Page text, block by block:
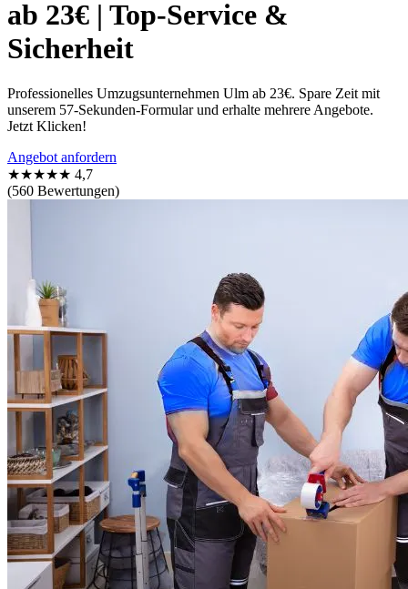
ab 23€ | Top-Service &
Sicherheit
Professionelles Umzugsunternehmen Ulm ab 23€. Spare Zeit mit
unserem 57-Sekunden-Formular und erhalte mehrere Angebote.
Jetzt Klicken!
Angebot anfordern
★★★★★ 4,7
(560 Bewertungen)